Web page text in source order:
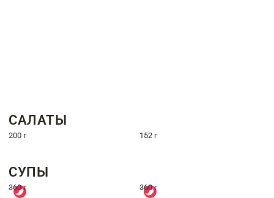
САЛАТЫ
200 г 152 г
СУПЫ
360 г 360 г